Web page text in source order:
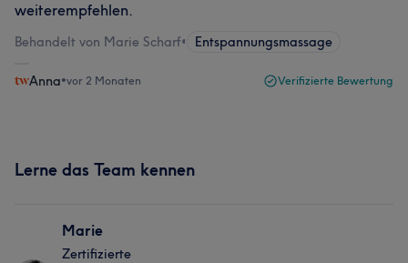
weiterempfehlen.
Behandelt von Marie Scharf• Entspannungsmassage
Anna•vor 2 Monaten Verifizierte Bewertung
Lerne das Team kennen
Marie
Zertifizierte